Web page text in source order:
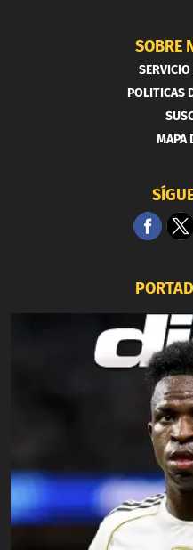
SOBRE
POLITICAS
MAPA